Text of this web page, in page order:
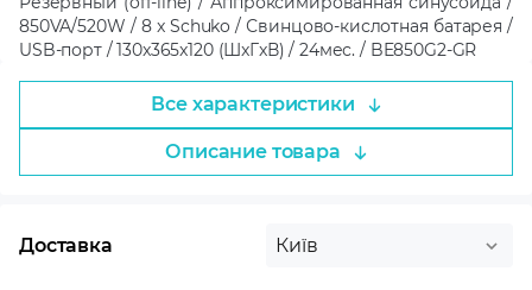
850VA/520W / 8 x Schuko / Свинцово-кислотная батарея /
USB-порт / 130x365x120 (ШxГxВ) / 24мес. / BE850G2-GR
Все характеристики
Описание товара
Доставка Київ